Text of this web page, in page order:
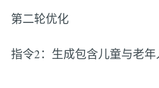
第二轮优化
指令2：生成包含儿童与老